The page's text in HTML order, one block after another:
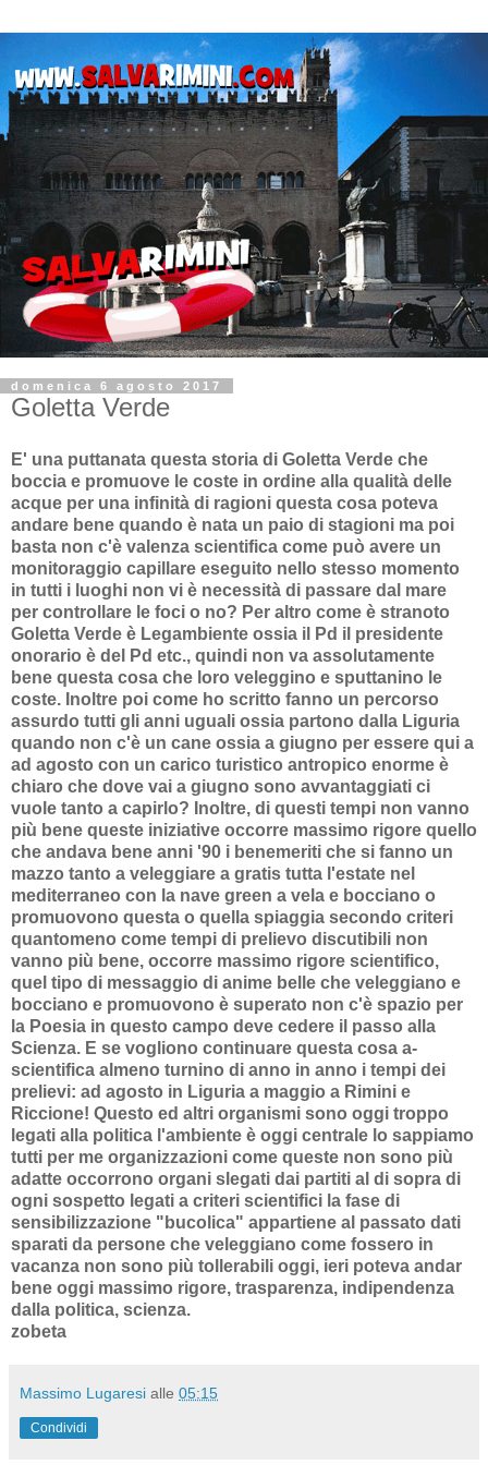
domenica 6 agosto 2017
Goletta Verde
E' una puttanata questa storia di Goletta Verde che
boccia e promuove le coste in ordine alla qualità delle
acque per una infinità di ragioni questa cosa poteva
andare bene quando è nata un paio di stagioni ma poi
basta non c'è valenza scientifica come può avere un
monitoraggio capillare eseguito nello stesso momento
in tutti i luoghi non vi è necessità di passare dal mare
per controllare le foci o no? Per altro come è stranoto
Goletta Verde è Legambiente ossia il Pd il presidente
onorario è del Pd etc., quindi non va assolutamente
bene questa cosa che loro veleggino e sputtanino le
coste. Inoltre poi come ho scritto fanno un percorso
assurdo tutti gli anni uguali ossia partono dalla Liguria
quando non c'è un cane ossia a giugno per essere qui a
ad agosto con un carico turistico antropico enorme è
chiaro che dove vai a giugno sono avvantaggiati ci
vuole tanto a capirlo? Inoltre, di questi tempi non vanno
più bene queste iniziative occorre massimo rigore quello
che andava bene anni '90 i benemeriti che si fanno un
mazzo tanto a veleggiare a gratis tutta l'estate nel
mediterraneo con la nave green a vela e bocciano o
promuovono questa o quella spiaggia secondo criteri
quantomeno come tempi di prelievo discutibili non
vanno più bene, occorre massimo rigore scientifico,
quel tipo di messaggio di anime belle che veleggiano e
bocciano e promuovono è superato non c'è spazio per
la Poesia in questo campo deve cedere il passo alla
Scienza. E se vogliono continuare questa cosa a-
scientifica almeno turnino di anno in anno i tempi dei
prelievi: ad agosto in Liguria a maggio a Rimini e
Riccione! Questo ed altri organismi sono oggi troppo
legati alla politica l'ambiente è oggi centrale lo sappiamo
tutti per me organizzazioni come queste non sono più
adatte occorrono organi slegati dai partiti al di sopra di
ogni sospetto legati a criteri scientifici la fase di
sensibilizzazione "bucolica" appartiene al passato dati
sparati da persone che veleggiano come fossero in
vacanza non sono più tollerabili oggi, ieri poteva andar
bene oggi massimo rigore, trasparenza, indipendenza
dalla politica, scienza.
zobeta
Massimo Lugaresi alle 05:15
Condividi